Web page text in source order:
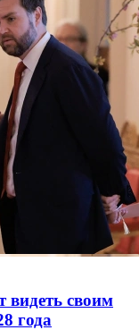
видеть своим
года